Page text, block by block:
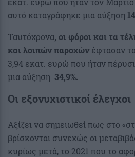
αυτό καταγράφηκε μια αύξηση
Ταυτόχρονα, οι φόροι και τα
και λοιπών παροχώνέφτασαν
3,94 εκατ. ευρώ που ήταν πέρυσι
μια αύξηση 34,9%.
Οι εξονυχιστικοί έλεγχοι
Αξίζει να σημειωθεί πως στο
βρίσκονται συνεχώς οι
κυρίως μετά, το 2021 που το